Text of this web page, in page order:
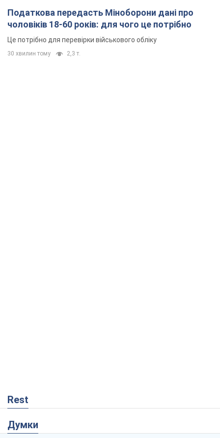
Податкова передасть Міноборони дані про
чоловіків 18-60 років: для чого це потрібно
Це потрібно для перевірки військового обліку
30 хвилин тому 2,3 т.
Rest
Думки